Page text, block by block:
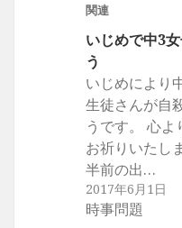
関連
いじめで中3
う
いじめにより
生徒さんが自
うです。 心よ
お祈りいたし
半前の出…
2017年6月1日
時事問題